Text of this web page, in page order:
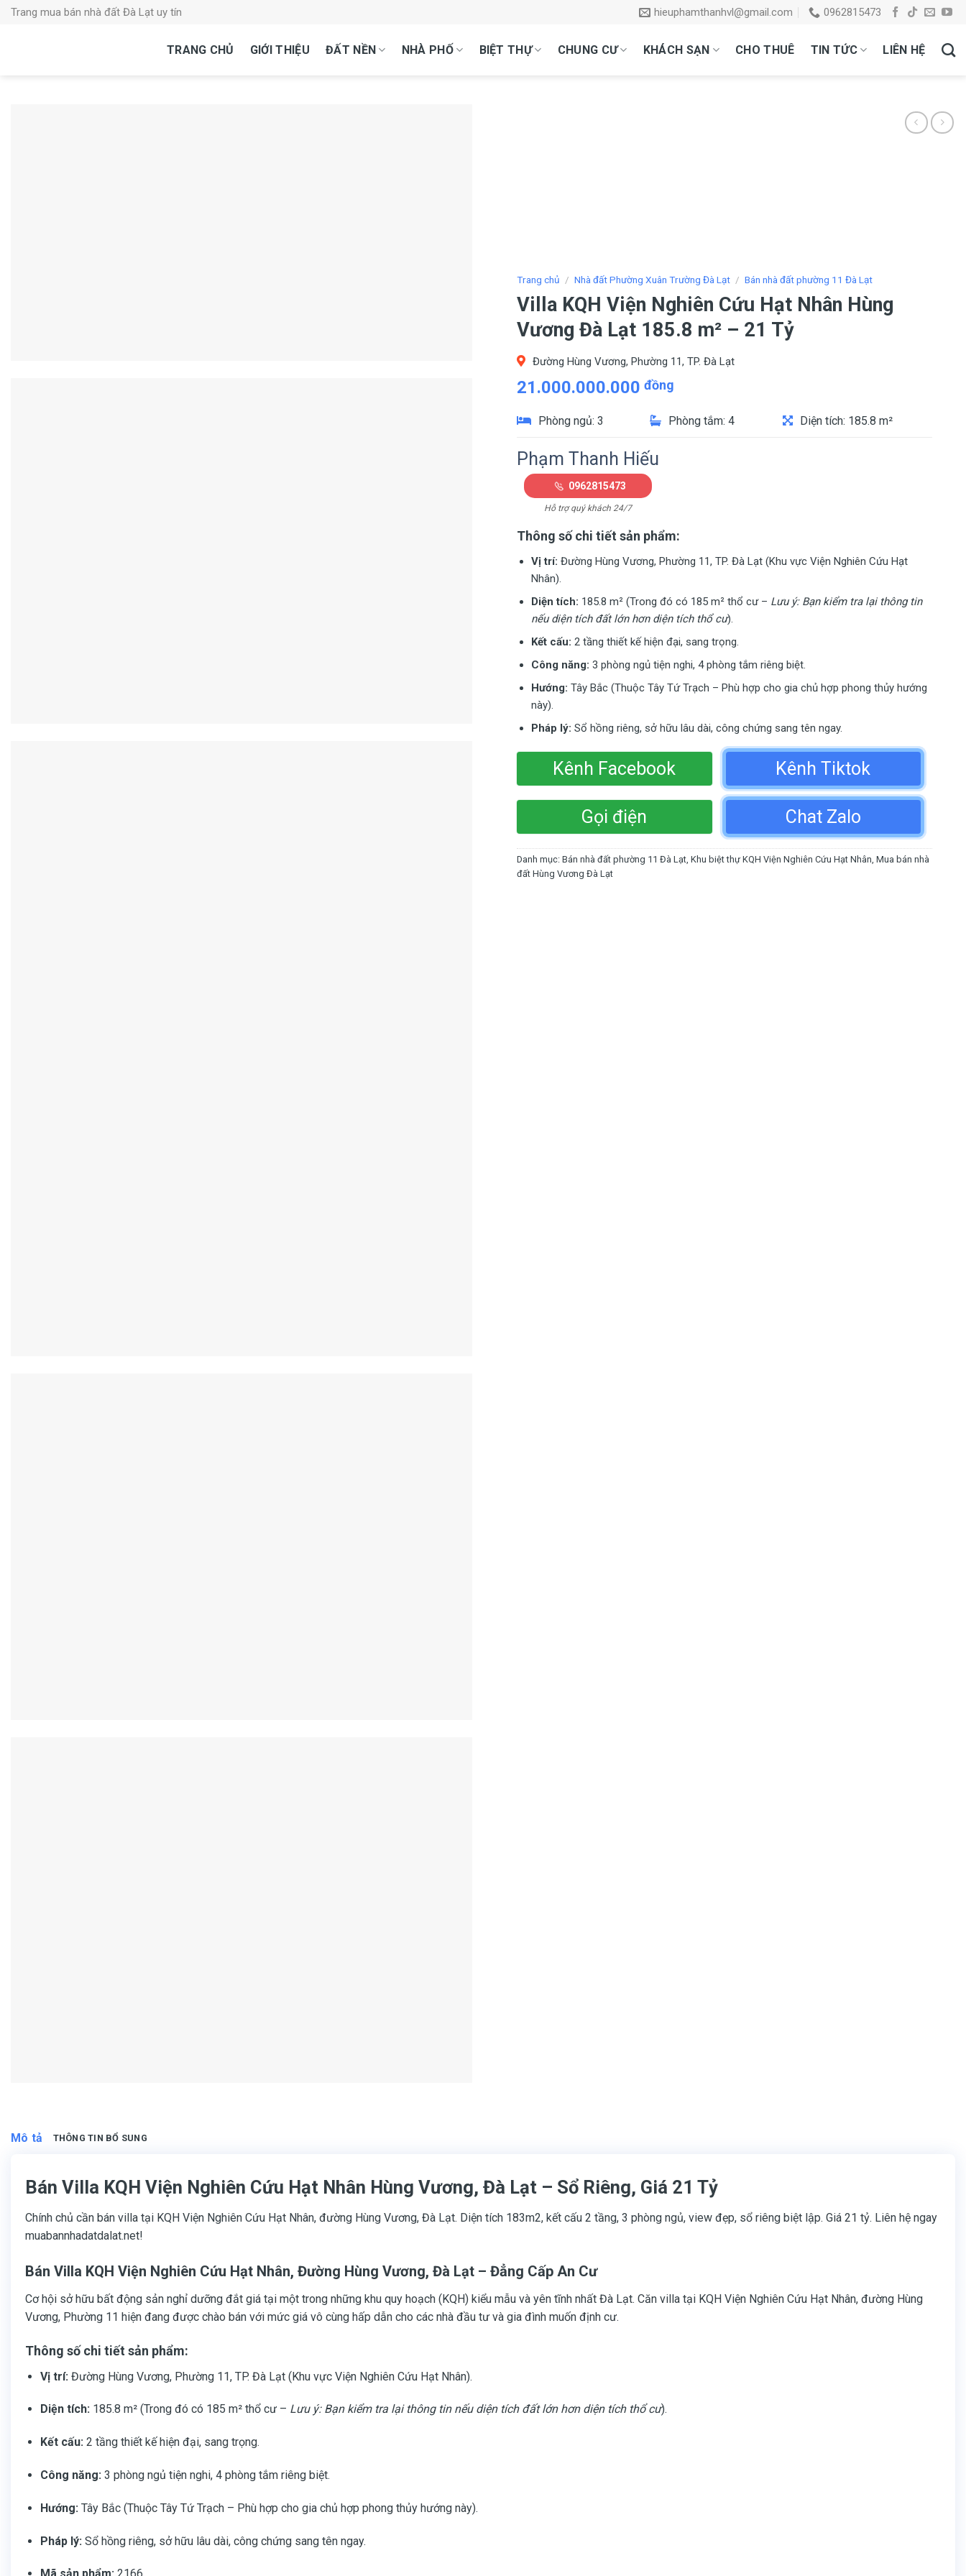
SkipTrang mua bán nhà đất Đà Lạt uy tín hieuphamthanhvl@gmail.com 0962815473
TRANG CHỦ GIỚI THIỆU ĐẤT NỀN NHÀ PHỐ BIỆT THỰ CHUNG CƯ KHÁCH SẠN CHO THUÊ TIN TỨC LIÊN HỆ
Trang chủ / Nhà đất Phường Xuân Trường Đà Lạt / Bán nhà đất phường 11 Đà Lạt
Villa KQH Viện Nghiên Cứu Hạt Nhân Hùng
Vương Đà Lạt 185.8 m² – 21 Tỷ
Đường Hùng Vương, Phường 11, TP. Đà Lạt
21.000.000.000 đồng
Phòng ngủ: 3 Phòng tắm: 4 Diện tích: 185.8 m²
Phạm Thanh Hiếu
0962815473
Hỗ trợ quý khách 24/7
Thông số chi tiết sản phẩm:
Vị trí: Đường Hùng Vương, Phường 11, TP. Đà Lạt (Khu vực Viện Nghiên Cứu Hạt
Nhân).
Diện tích: 185.8 m² (Trong đó có 185 m² thổ cư – Lưu ý: Bạn kiểm tra lại thông tin
nếu diện tích đất lớn hơn diện tích thổ cư).
Kết cấu: 2 tầng thiết kế hiện đại, sang trọng.
Công năng: 3 phòng ngủ tiện nghi, 4 phòng tắm riêng biệt.
Hướng: Tây Bắc (Thuộc Tây Tứ Trạch – Phù hợp cho gia chủ hợp phong thủy hướng
này).
Pháp lý: Sổ hồng riêng, sở hữu lâu dài, công chứng sang tên ngay.
Kênh Facebook Kênh Tiktok
Gọi điện Chat Zalo
Danh mục:Bán nhà đất phường 11 Đà Lạt,Khu biệt thự KQH Viện Nghiên Cứu Hạt Nhân,Mua bán nhà
đất Hùng Vương Đà Lạt
Mô tả THÔNG TIN BỔ SUNG
Bán Villa KQH Viện Nghiên Cứu Hạt Nhân Hùng Vương, Đà Lạt – Sổ Riêng, Giá 21 Tỷ
Chính chủ cần bán villa tại KQH Viện Nghiên Cứu Hạt Nhân, đường Hùng Vương, Đà Lạt. Diện tích 183m2, kết cấu 2 tầng, 3 phòng ngủ, view đẹp, sổ riêng biệt lập. Giá 21 tỷ. Liên hệ ngay
muabannhadatdalat.net!
Bán Villa KQH Viện Nghiên Cứu Hạt Nhân, Đường Hùng Vương, Đà Lạt – Đẳng Cấp An Cư
Cơ hội sở hữu bất động sản nghỉ dưỡng đắt giá tại một trong những khu quy hoạch (KQH) kiểu mẫu và yên tĩnh nhất Đà Lạt. Căn villa tại KQH Viện Nghiên Cứu Hạt Nhân, đường Hùng
Vương, Phường 11 hiện đang được chào bán với mức giá vô cùng hấp dẫn cho các nhà đầu tư và gia đình muốn định cư.
Thông số chi tiết sản phẩm:
Vị trí: Đường Hùng Vương, Phường 11, TP. Đà Lạt (Khu vực Viện Nghiên Cứu Hạt Nhân).
Diện tích: 185.8 m² (Trong đó có 185 m² thổ cư – Lưu ý: Bạn kiểm tra lại thông tin nếu diện tích đất lớn hơn diện tích thổ cư).
Kết cấu: 2 tầng thiết kế hiện đại, sang trọng.
Công năng: 3 phòng ngủ tiện nghi, 4 phòng tắm riêng biệt.
Hướng: Tây Bắc (Thuộc Tây Tứ Trạch – Phù hợp cho gia chủ hợp phong thủy hướng này).
Pháp lý: Sổ hồng riêng, sở hữu lâu dài, công chứng sang tên ngay.